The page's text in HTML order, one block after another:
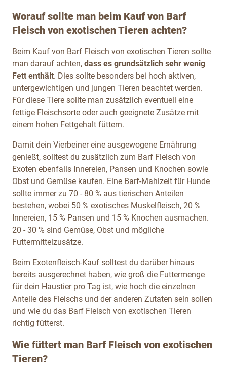
Worauf sollte man beim Kauf von Barf
Fleisch von exotischen Tieren achten?
Beim Kauf von Barf Fleisch von exotischen Tieren sollte
man darauf achten, dass es grundsätzlich sehr wenig
Fett enthält. Dies sollte besonders bei hoch aktiven,
untergewichtigen und jungen Tieren beachtet werden.
Für diese Tiere sollte man zusätzlich eventuell eine
fettige Fleischsorte oder auch geeignete Zusätze mit
einem hohen Fettgehalt füttern.
Damit dein Vierbeiner eine ausgewogene Ernährung
genießt, solltest du zusätzlich zum Barf Fleisch von
Exoten ebenfalls Innereien, Pansen und Knochen sowie
Obst und Gemüse kaufen. Eine Barf-Mahlzeit für Hunde
sollte immer zu 70 - 80 % aus tierischen Anteilen
bestehen, wobei 50 % exotisches Muskelfleisch, 20 %
Innereien, 15 % Pansen und 15 % Knochen ausmachen.
20 - 30 % sind Gemüse, Obst und mögliche
Futtermittelzusätze.
Beim Exotenfleisch-Kauf solltest du darüber hinaus
bereits ausgerechnet haben, wie groß die Futtermenge
für dein Haustier pro Tag ist, wie hoch die einzelnen
Anteile des Fleischs und der anderen Zutaten sein sollen
und wie du das Barf Fleisch von exotischen Tieren
richtig fütterst.
Wie füttert man Barf Fleisch von exotischen
Tieren?